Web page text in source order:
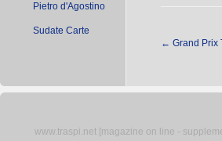
Pietro d'Agostino
Sudate Carte
← Grand Prix
www.traspi.net [magazine on line -